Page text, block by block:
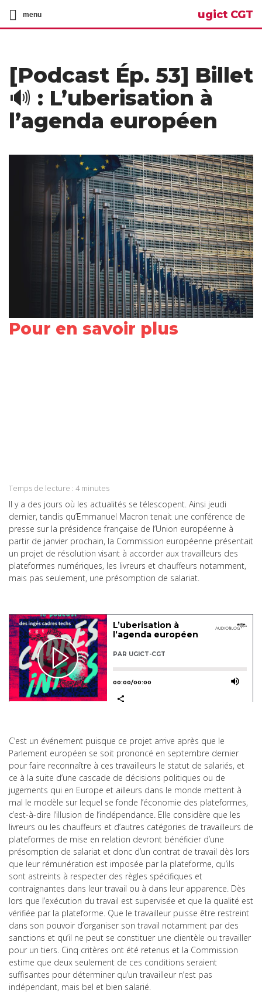
menu ugict CGT
[Podcast Ép. 53] Billet
🔊 : L’uberisation à
l’agenda européen
Pour en savoir plus
Email
Temps de lecture : 4 minutes
Il y a des jours où les actualités se télescopent. Ainsi jeudi
dernier, tandis qu’Emmanuel Macron tenait une conférence de
presse sur la présidence française de l’Union européenne à
partir de janvier prochain, la Commission européenne présentait
un projet de résolution visant à accorder aux travailleurs des
plateformes numériques, les livreurs et chauffeurs notamment,
mais pas seulement, une présomption de salariat.
C’est un événement puisque ce projet arrive après que le
Parlement européen se soit prononcé en septembre dernier
pour faire reconnaître à ces travailleurs le statut de salariés, et
ce à la suite d’une cascade de décisions politiques ou de
jugements qui en Europe et ailleurs dans le monde mettent à
mal le modèle sur lequel se fonde l’économie des plateformes,
c’est-à-dire l’illusion de l’indépendance. Elle considère que les
livreurs ou les chauffeurs et d’autres catégories de travailleurs de
plateformes de mise en relation devront bénéficier d’une
présomption de salariat et donc d’un contrat de travail dès lors
que leur rémunération est imposée par la plateforme, qu’ils
sont astreints à respecter des règles spécifiques et
contraignantes dans leur travail ou à dans leur apparence. Dès
lors que l’exécution du travail est supervisée et que la qualité est
vérifiée par la plateforme. Que le travailleur puisse être restreint
dans son pouvoir d’organiser son travail notamment par des
sanctions et qu’il ne peut se constituer une clientèle ou travailler
pour un tiers. Cinq critères ont été retenus et la Commission
estime que deux seulement de ces conditions seraient
suffisantes pour déterminer qu’un travailleur n’est pas
indépendant, mais bel et bien salarié.